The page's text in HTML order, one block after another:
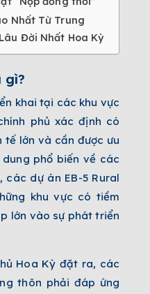
Nhất Từ Trung
Đời Nhất Hoa Kỳ
gì?
khai tại các khu vực
phủ xác định có
lớn và cần được ưu
phổ biến về các
các dự án EB-5 Rural
khu vực có tiềm
lớn vào sự phát triển
Hoa Kỳ đặt ra, các
thôn phải đáp ứng